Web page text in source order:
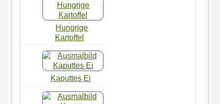
Hungrige
Kartoffel
Kaputtes Ei